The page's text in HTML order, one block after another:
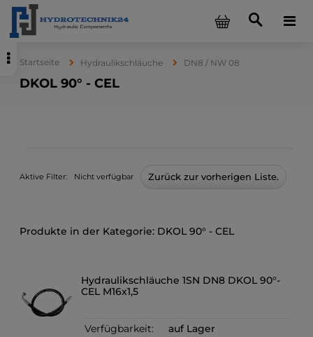
Startseite Hydraulikschläuche DN8 / NW 08
DKOL 90° - CEL
Aktive Filter: Nicht verfügbar Zurück zur vorherigen Liste.
DKOL 90° - CEL
Hydraulikschläuche 1SN DN8 DKOL 90°-
CEL M16x1,5
Verfügbarkeit:
auf Lager